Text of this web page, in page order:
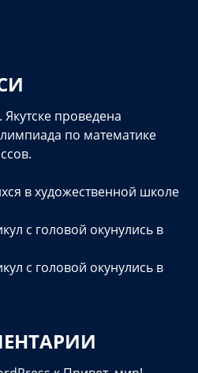
Якутске проведена
по математике
в художественной школе
с головой окунулись в
с головой окунулись в